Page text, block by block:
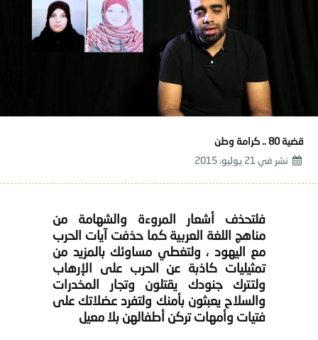
قضية 80 .. كرامة وطن
نشر في 21 يوليو، 2015
فلتحذف أشعار المروءة والشهامة من
مناهج اللغة العربية كما حذفت آيات الحرب
مع اليهود ، ولتغطي مساوئك بالمزيد من
تمثيليات كاذبة عن الحرب على الإرهاب
ولتترك جنودك يقتلون وتجار المخدرات
والسلاح يعبثون بأمنك ولتفرد عضلاتك على
فتيات وأمهات تركن أطفالهن بلا معيل